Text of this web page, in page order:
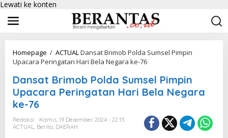
Lewati ke konten
Homepage / ACTUALDansat Brimob Polda Sumsel Pimpin
Upacara Peringatan Hari Bela Negara ke-76
Dansat Brimob Polda Sumsel Pimpin
Upacara Peringatan Hari Bela Negara
ke-76
Redaksi
Kamis, 19 Desember 2024 - 22:15
ACTUAL, Berita, DAERAH